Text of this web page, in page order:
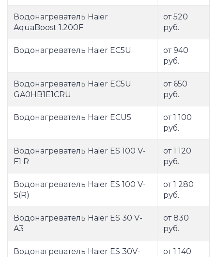
Водонагреватель Haier
AquaBoost 1.200F
от 520
руб.
Водонагреватель Haier EC5U
от 940
руб.
Водонагреватель Haier EC5U
GA0HB1E1CRU
от 650
руб.
Водонагреватель Haier ECU5
от 1 100
руб.
Водонагреватель Haier ES 100 V-
F1 R
от 1 120
руб.
Водонагреватель Haier ES 100 V-
S(R)
от 1 280
руб.
Водонагреватель Haier ES 30 V-
A3
от 830
руб.
Водонагреватель Haier ES 30V-
от 1 140